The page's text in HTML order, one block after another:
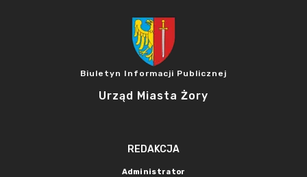
Biuletyn Informacji Publicznej
Urząd Miasta Żory
REDAKCJA
Administrator